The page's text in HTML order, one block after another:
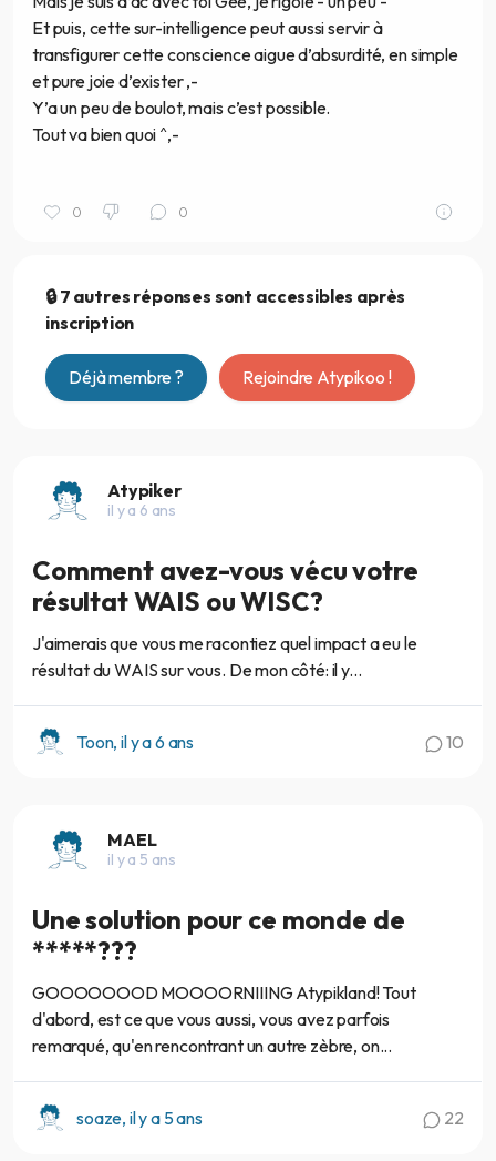
Et puis, cette sur-intelligence peut aussi servir à
transfigurer cette conscience aigue d’absurdité, en simple
et pure joie d’exister ,-
Y’a un peu de boulot, mais c’est possible.
Tout va bien quoi ^,-
0 0
🔒 7 autres réponses sont accessibles après
inscription
Déjà membre ? Rejoindre Atypikoo !
Atypiker
il y a 6 ans
Comment avez-vous vécu votre
résultat WAIS ou WISC?
J'aimerais que vous me racontiez quel impact a eu le
résultat du WAIS sur vous. De mon côté: il y...
Toon, il y a 6 ans 10
MAEL
il y a 5 ans
Une solution pour ce monde de
*****???
GOOOOOOOD MOOOORNIIING Atypikland! Tout
d'abord, est ce que vous aussi, vous avez parfois
remarqué, qu'en rencontrant un autre zèbre, on...
soaze, il y a 5 ans 22